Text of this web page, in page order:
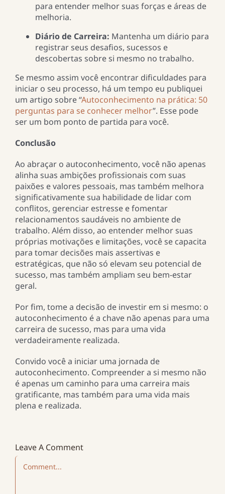
para entender melhor suas forças e áreas de
melhoria.
Diário de Carreira: Mantenha um diário para
registrar seus desafios, sucessos e
descobertas sobre si mesmo no trabalho.
Se mesmo assim você encontrar dificuldades para
iniciar o seu processo, há um tempo eu publiquei
um artigo sobre “Autoconhecimento na prática: 50
perguntas para se conhecer melhor”. Esse pode
ser um bom ponto de partida para você.
Conclusão
Ao abraçar o autoconhecimento, você não apenas
alinha suas ambições profissionais com suas
paixões e valores pessoais, mas também melhora
significativamente sua habilidade de lidar com
conflitos, gerenciar estresse e fomentar
relacionamentos saudáveis no ambiente de
trabalho. Além disso, ao entender melhor suas
próprias motivações e limitações, você se capacita
para tomar decisões mais assertivas e
estratégicas, que não só elevam seu potencial de
sucesso, mas também ampliam seu bem-estar
geral.
Por fim, tome a decisão de investir em si mesmo: o
autoconhecimento é a chave não apenas para uma
carreira de sucesso, mas para uma vida
verdadeiramente realizada.
Convido você a iniciar uma jornada de
autoconhecimento. Compreender a si mesmo não
é apenas um caminho para uma carreira mais
gratificante, mas também para uma vida mais
plena e realizada.
Leave A Comment
Comment